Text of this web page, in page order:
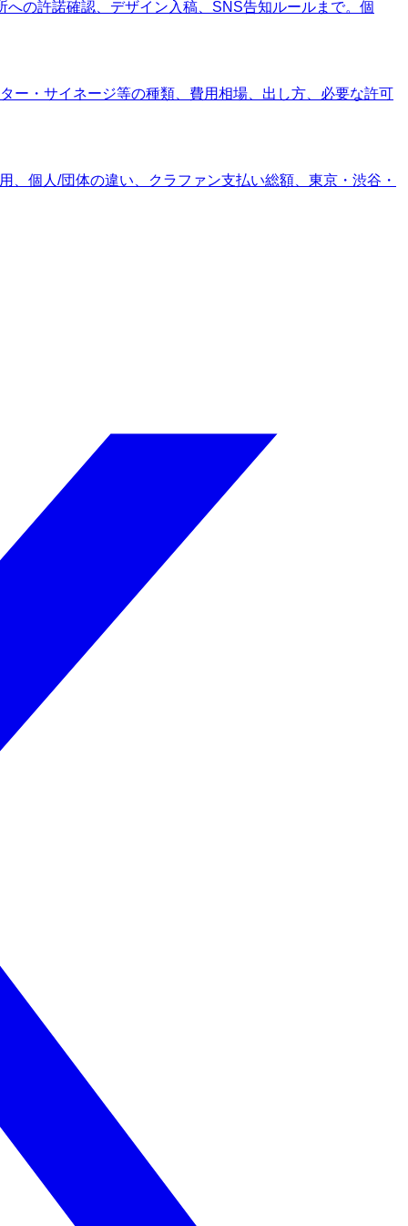
の許諾確認、デザイン入稿、SNS告知ルールまで。個
ー・サイネージ等の種類、費用相場、出し方、必要な許可
個人/団体の違い、クラファン支払い総額、東京・渋谷・